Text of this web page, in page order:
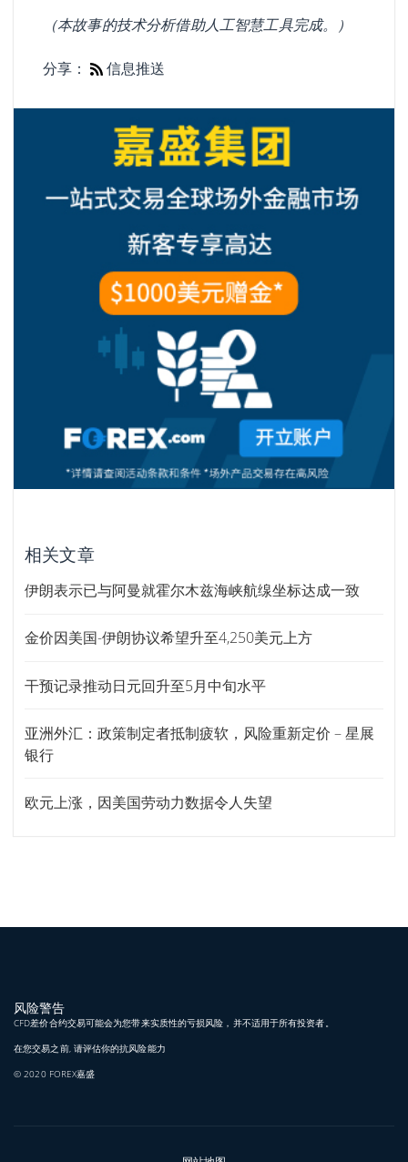
（本故事的技术分析借助人工智慧工具完成。）
分享： 信息推送
相关文章
伊朗表示已与阿曼就霍尔木兹海峡航缐坐标达成一致
金价因美国-伊朗协议希望升至4,250美元上方
干预记录推动日元回升至5月中旬水平
亚洲外汇：政策制定者抵制疲软，风险重新定价 – 星展
银行
欧元上涨，因美国劳动力数据令人失望
风险警告
CFD差价合约交易可能会为您带来实质性的亏损风险，并不适用于所有投资者。
在您交易之前, 请评估你的抗风险能力
© 2020 FOREX嘉盛